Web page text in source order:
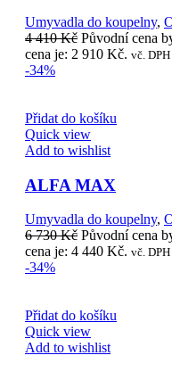
Umyvadla do koupelny,
4 410Kč Původní cena
cena je: 2 910 Kč. vč. DPH
-34%
Přidat do košíku
Quick view
Add to wishlist
ALFA MAX
Umyvadla do koupelny,
6 730Kč Původní cena
cena je: 4 440 Kč. vč. DPH
-34%
Přidat do košíku
Quick view
Add to wishlist